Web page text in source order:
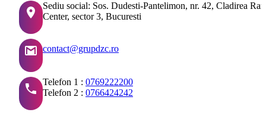
Sediu social: Sos. Dudesti-Pantelimon, nr. 42, Cladirea
Center, sector 3, Bucuresti
contact@grupdzc.ro
Telefon 1 : 0769222200
Telefon 2 : 0766424242